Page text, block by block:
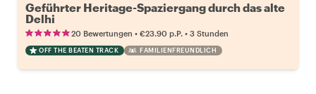
Geführter Heritage-Spaziergang durch das alte
Delhi
20 Bewertungen • €23.90 p.P. • 3 Stunden
OFF THE BEATEN TRACK FAMILIENFREUNDLICH